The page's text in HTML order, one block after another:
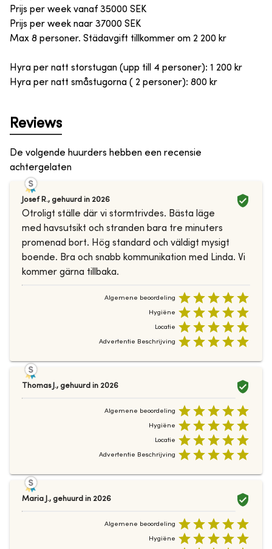
Prijs per week vanaf 35000 SEK
Prijs per week naar 37000 SEK
Max 8 personer. Städavgift tillkommer om 2 200 kr
Hyra per natt storstugan (upp till 4 personer): 1 200 kr
Hyra per natt småstugorna ( 2 personer): 800 kr
Reviews
De volgende huurders hebben een recensie
achtergelaten
Josef R., gehuurd in 2026
Otroligt ställe där vi stormtrivdes. Bästa läge
med havsutsikt och stranden bara tre minuters
promenad bort. Hög standard och väldigt mysigt
boende. Bra och snabb kommunikation med Linda. Vi
kommer gärna tillbaka.
Algemene beoordeling
Hygiëne
Locatie
Advertentie Beschrijving
Thomas J., gehuurd in 2026
Algemene beoordeling
Hygiëne
Locatie
Advertentie Beschrijving
Maria J., gehuurd in 2026
Algemene beoordeling
Hygiëne